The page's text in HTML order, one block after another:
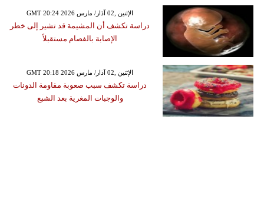
GMT 20:24 2026 الإثنين ,02 آذار/ مارس
دراسة تكشف أن المشيمة قد تشير إلى خطر
الإصابة بالفصام مستقبلاً
GMT 20:18 2026 الإثنين ,02 آذار/ مارس
دراسة تكشف سبب صعوبة مقاومة الدونات
والوجبات المغرية بعد الشبع